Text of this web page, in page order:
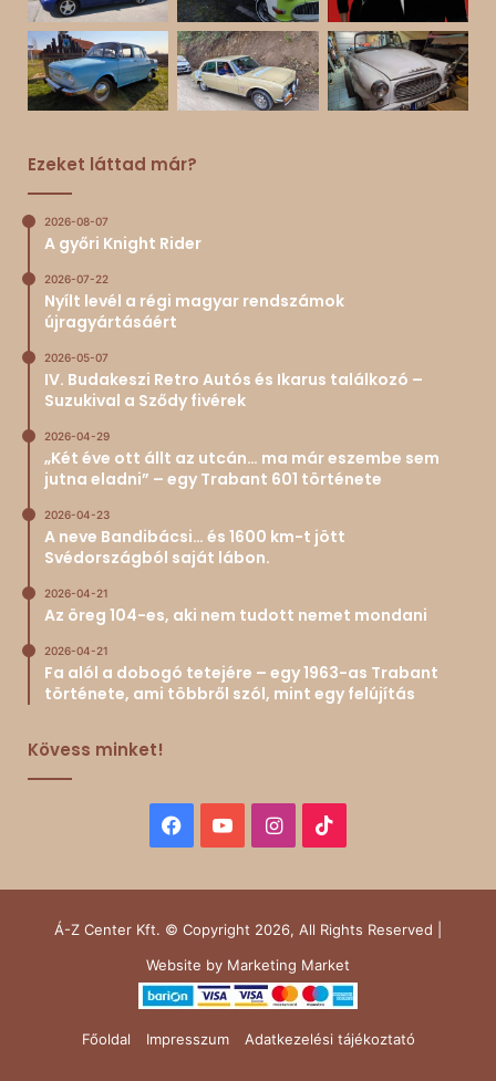
Ezeket láttad már?
2026-08-07
A győri Knight Rider
2026-07-22
Nyílt levél a régi magyar rendszámok
újragyártásáért
2026-05-07
IV. Budakeszi Retro Autós és Ikarus találkozó –
Suzukival a Sződy fivérek
2026-04-29
„Két éve ott állt az utcán… ma már eszembe sem
jutna eladni” – egy Trabant 601 története
2026-04-23
A neve Bandibácsi… és 1600 km-t jött
Svédországból saját lábon.
2026-04-21
Az öreg 104-es, aki nem tudott nemet mondani
2026-04-21
Fa alól a dobogó tetejére – egy 1963-as Trabant
története, ami többről szól, mint egy felújítás
Kövess minket!
Facebook
YouTubeInstagram
Á-Z Center Kft. © Copyright 2026, All Rights Reserved |
Website by Marketing Market
Főoldal Impresszum Adatkezelési tájékoztató